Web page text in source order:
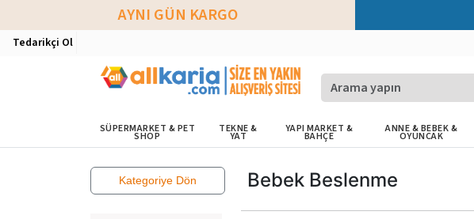
AYNI GÜN KARGO
Tedarikçi Ol
SÜPERMARKET & PET
SHOP
TEKNE &
YAT
YAPI MARKET &
BAHÇE
ANNE & BEBEK &
OYUNCAK
Kategoriye Dön Bebek Beslenme